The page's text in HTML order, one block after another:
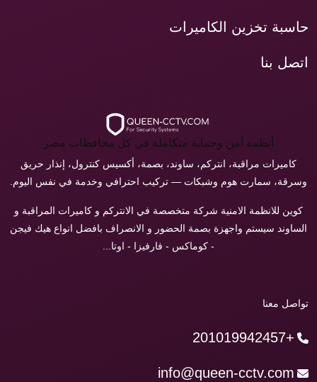
حاسبة تخزين الكاميرات
اتصل بنا
أنظمة أمن وحماية متكاملة في كل محافظات مصر
كاميرات مراقبة، انتركم، ساوند، بصمة، أكسيس كنترول، إنذار حريق
وسرقة، سمارت هوم وشبكات — تركيب احترافي وخدمة في نفس اليوم.
كوين للانظمة الامنية شركة متخصصة في الانتركم و كاميرات المراقبة و
الساوند سيستم واجهزة بصمة الحضور و الانصراف بافضل انواع هيك فيجن
- كوماكس - فارفيزا - اوتا...
تواصل معنا
+201019942457
info@queen-cctv.com